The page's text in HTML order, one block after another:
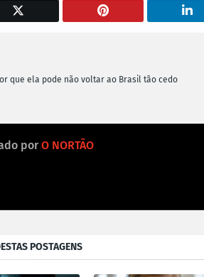
que ela pode não voltar ao Brasil tão cedo
por O NORTÃO
POSTAGENS